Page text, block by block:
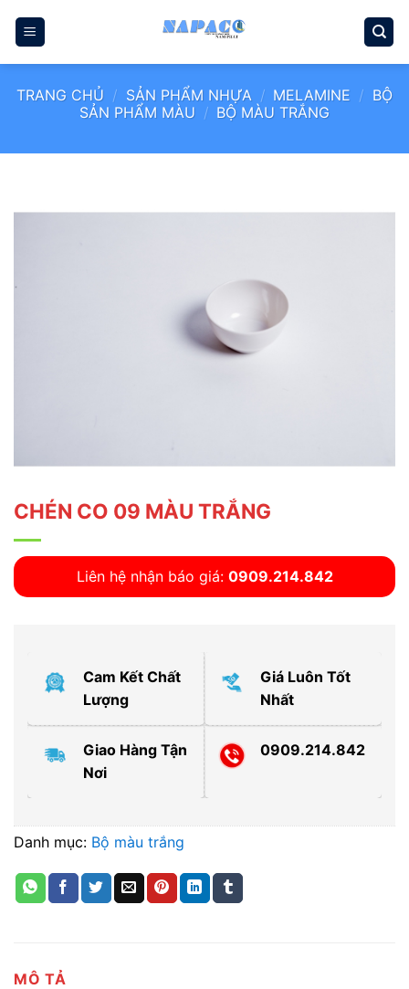
qua
TRANG CHỦ / SẢN PHẨM NHỰA / MELAMINE / BỘ
SẢN PHẨM MÀU / BỘ MÀU TRẮNG
CHÉN CO 09 MÀU TRẮNG
Liên hệ nhận báo giá: 0909.214.842
Cam Kết Chất
Lượng
Giá Luôn Tốt
Nhất
Giao Hàng Tận
Nơi
0909.214.842
Danh mục: Bộ màu trắng
MÔ TẢ